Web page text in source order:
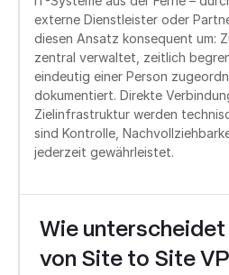
externe Dienstleister oder
diesen Ansatz konsequent um:
zentral verwaltet, zeitlich
eindeutig einer Person
dokumentiert. Direkte
Zielinfrastruktur werden
sind Kontrolle,
jederzeit gewährleistet.
Wie
von Site to Site